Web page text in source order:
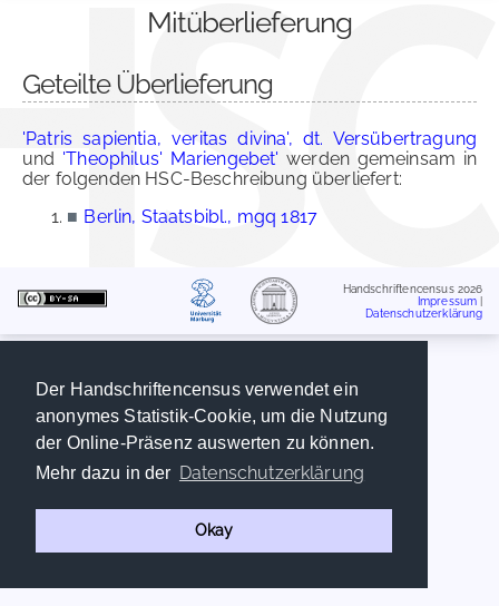
Der Handschriftencensus verwendet ein
anonymes Statistik-Cookie, um die Nutzung
der Online-Präsenz auswerten zu können.
Mehr dazu in der Datenschutzerklärung
Okay
Mitüberlieferung
Geteilte Überlieferung
'Patris sapientia, veritas divina', dt. Versübertragung
und 'Theophilus' Mariengebet' werden gemeinsam in
der folgenden HSC-Beschreibung überliefert:
■ Berlin, Staatsbibl., mgq 1817
Handschriftencensus 2026
Impressum
Datenschutzerklärung